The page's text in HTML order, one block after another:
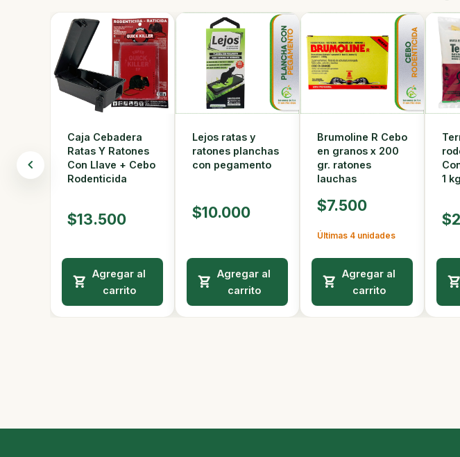
Caja Cebadera
Ratas Y Ratones
Con Llave + Cebo
Rodenticida
$13.500
Agregar al
carrito
Lejos ratas y
ratones planchas
con pegamento
$10.000
Agregar al
carrito
Brumoline R Cebo
en granos x 200
gr. ratones
lauchas
$7.500
Últimas 4 unidades
Agregar al
carrito
1